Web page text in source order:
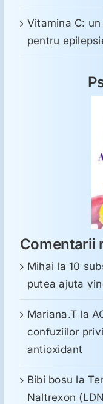
Vitamina C:
pentru
Comentarii
Mihai la10
putea ajuta
Mariana.T la
confuziilor
antioxidant
Bibi bosu la
Naltrexon